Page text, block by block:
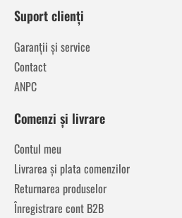
Suport clienți
Garanții și service
Contact
ANPC
Comenzi și livrare
Contul meu
Livrarea și plata comenzilor
Returnarea produselor
Înregistrare cont B2B